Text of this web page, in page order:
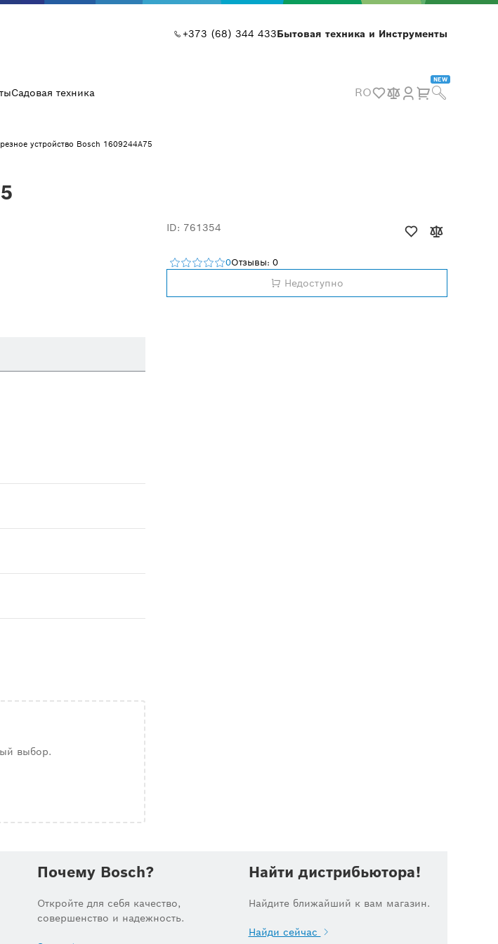
+373 (68) 344 433Бытовая техника и Инструменты
Садовая техника RO
NEW
устройство Bosch 1609244A75
ID: 761354
0Отзывы: 0
Недоступно
выбор.
Почему Bosch?
Откройте для себя качество,
совершенство и надежность.
Найти дистрибьютора!
Найдите ближайший к вам магазин.
Найди сейчас